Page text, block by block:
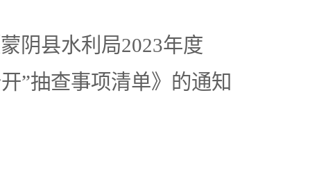
蒙阴县水利 局2023年度
”抽查事项清单》的通知